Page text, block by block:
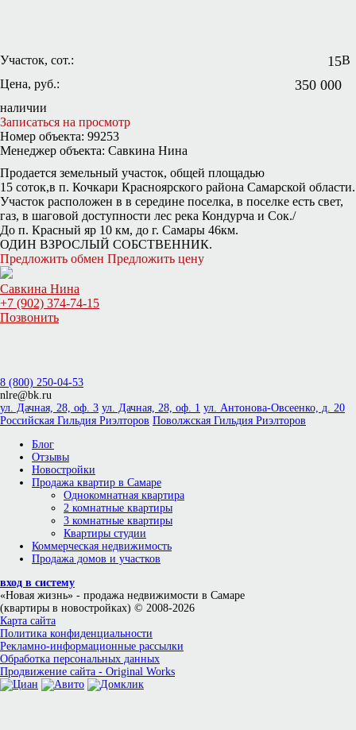
Участок, сот.: 15
Цена, руб.: 350 000
В
наличии
Записаться на просмотр
Номер объекта: 99253
Менеджер объекта: Савкина Нина
Продается земельный участок, общей площадью
15 соток,в п. Кочкари Красноярского района Самарской области.
Участок расположен в в середине поселка, в поселке есть свет,
газ, в шаговой доступности лес река Кондурча и Сок./
До п. Красный яр 10 км, до г. Самары 46км.
ОДИН ВЗРОСЛЫЙ СОБСТВЕННИК.
Предложить обмен Предложить цену
Савкина Нина
+7 (902) 374-74-15
Позвонить
8 (800) 250-04-53
nlre@bk.ru
ул. Дачная, 28, оф. 3 ул. Дачная, 28, оф. 1 ул. Антонова-Овсеенко, д. 20
Российская Гильдия Риэлторов Поволжская Гильдия Риэлторов
Блог
Отзывы
Новостройки
Продажа квартир в Самаре
Однокомнатная квартира
2 комнатные квартиры
3 комнатные квартиры
Квартиры студии
Коммерческая недвижимость
Продажа домов и участков
вход в систему
«Новая жизнь» - продажа недвижимости в Самаре
(квартиры в новостройках) © 2008-2026
Карта сайта
Политика конфиденциальности
Рекламно-информационные рассылки
Обработка персональных данных
Продвижение сайта - Original Works